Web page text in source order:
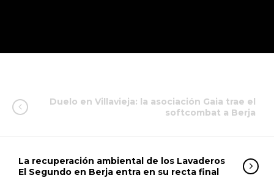
Duelo en Villavieja: la asociación Gaia trae el
softcombat a Berja
La recuperación ambiental de los Lavaderos
El Segundo en Berja entra en su recta final